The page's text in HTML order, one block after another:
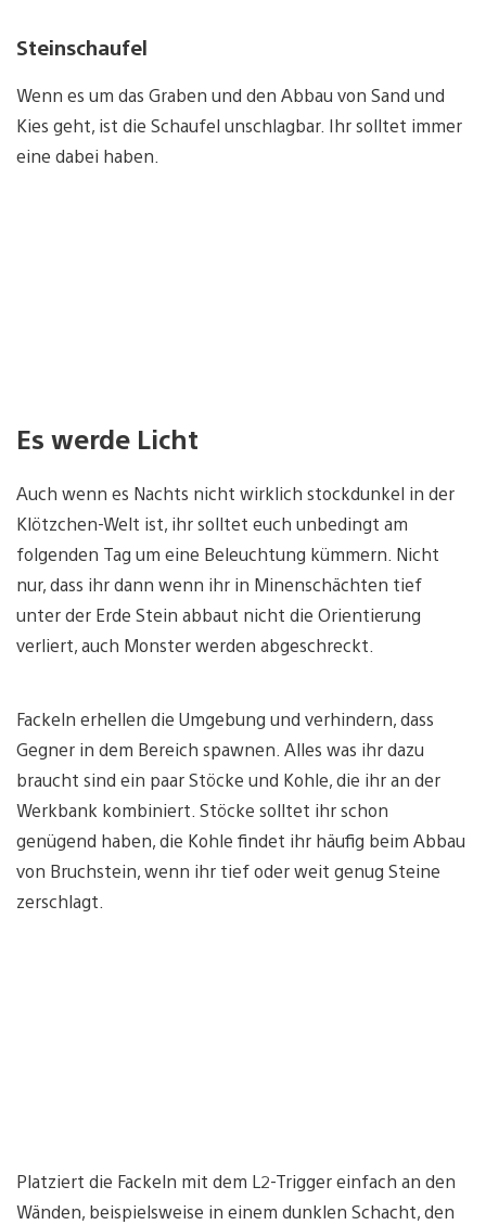
Steinschaufel
Wenn es um das Graben und den Abbau von Sand und
Kies geht, ist die Schaufel unschlagbar. Ihr solltet immer
eine dabei haben.
Es werde Licht
Auch wenn es Nachts nicht wirklich stockdunkel in der
Klötzchen-Welt ist, ihr solltet euch unbedingt am
folgenden Tag um eine Beleuchtung kümmern. Nicht
nur, dass ihr dann wenn ihr in Minenschächten tief
unter der Erde Stein abbaut nicht die Orientierung
verliert, auch Monster werden abgeschreckt.
Fackeln erhellen die Umgebung und verhindern, dass
Gegner in dem Bereich spawnen. Alles was ihr dazu
braucht sind ein paar Stöcke und Kohle, die ihr an der
Werkbank kombiniert. Stöcke solltet ihr schon
genügend haben, die Kohle findet ihr häufig beim Abbau
von Bruchstein, wenn ihr tief oder weit genug Steine
zerschlagt.
Platziert die Fackeln mit dem L2-Trigger einfach an den
Wänden, beispielsweise in einem dunklen Schacht, den